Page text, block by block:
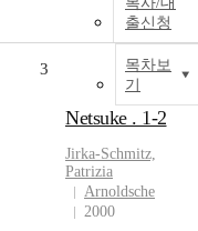
출신청
목차보
기
3
Netsuke . 1-2
Jirka-Schmitz,
Patrizia
Arnoldsche
2000